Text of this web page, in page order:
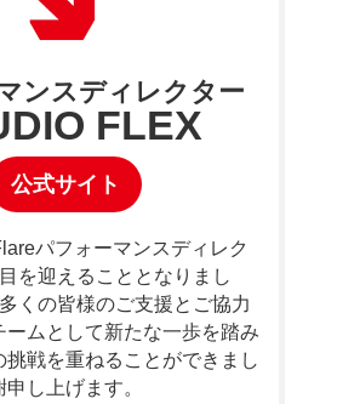
ンスディレクター
FLEX
公式サイト
パフォーマンスディレク
を迎えることとなりまし
くの皆様のご支援とご協力
ームとして新たな一歩を踏み
挑戦を重ねることができまし
し上げます。